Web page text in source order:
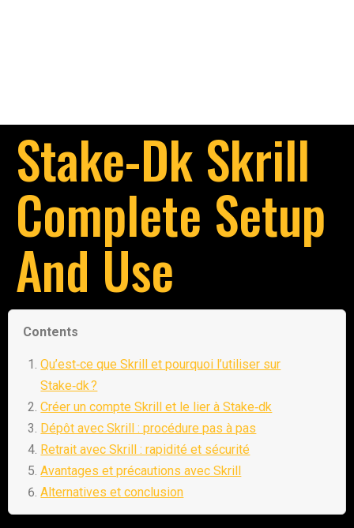
Stake-Dk Skrill
Complete Setup
And Use
Contents
Qu’est‑ce que Skrill et pourquoi l’utiliser sur
Stake‑dk ?
Créer un compte Skrill et le lier à Stake‑dk
Dépôt avec Skrill : procédure pas à pas
Retrait avec Skrill : rapidité et sécurité
Avantages et précautions avec Skrill
Alternatives et conclusion